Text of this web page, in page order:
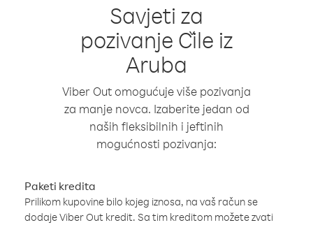
Savjeti za
pozivanje Čile iz
Aruba
Viber Out omogućuje više pozivanja
za manje novca. Izaberite jedan od
naših fleksibilnih i jeftinih
mogućnosti pozivanja:
Paketi kredita
Prilikom kupovine bilo kojeg iznosa, na vaš račun se
dodaje Viber Out kredit. Sa tim kreditom možete zvati